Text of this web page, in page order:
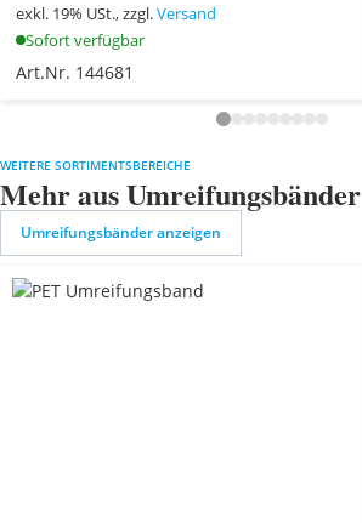
exkl. 19% USt., zzgl.Versand
Sofort verfügbar
Art.Nr. 144681
WEITERE SORTIMENTSBEREICHE
Mehr aus Umreifungsbänder
Umreifungsbänder anzeigen